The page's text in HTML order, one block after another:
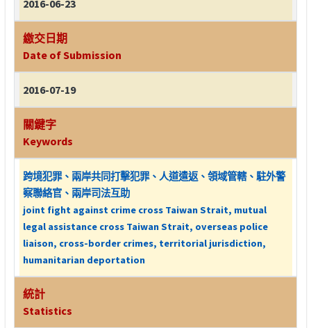
2016-06-23
繳交日期
Date of Submission
2016-07-19
關鍵字
Keywords
跨境犯罪、兩岸共同打擊犯罪、人道遣返、領域管轄、駐外警
察聯絡官、兩岸司法互助
joint fight against crime cross Taiwan Strait, mutual
legal assistance cross Taiwan Strait, overseas police
liaison, cross-border crimes, territorial jurisdiction,
humanitarian deportation
統計
Statistics